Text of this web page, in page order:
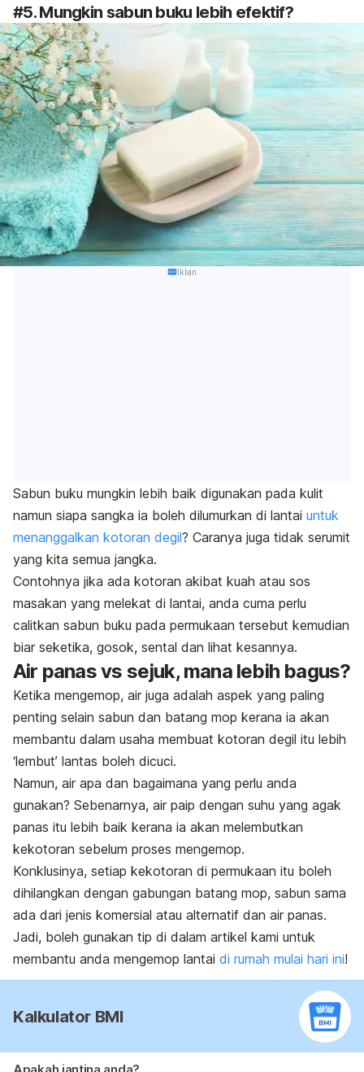
#5. Mungkin sabun buku lebih efektif?
Iklan
Sabun buku mungkin lebih baik digunakan pada kulit
namun siapa sangka ia boleh dilumurkan di lantai untuk
menanggalkan kotoran degil? Caranya juga tidak serumit
yang kita semua jangka.
Contohnya jika ada kotoran akibat kuah atau sos
masakan yang melekat di lantai, anda cuma perlu
calitkan sabun buku pada permukaan tersebut kemudian
biar seketika, gosok, sental dan lihat kesannya.
Air panas vs sejuk, mana lebih bagus?
Ketika mengemop, air juga adalah aspek yang paling
penting selain sabun dan batang mop kerana ia akan
membantu dalam usaha membuat kotoran degil itu lebih
‘lembut’ lantas boleh dicuci.
Namun, air apa dan bagaimana yang perlu anda
gunakan? Sebenarnya, air paip dengan suhu yang agak
panas itu lebih baik kerana ia akan melembutkan
kekotoran sebelum proses mengemop.
Konklusinya, setiap kekotoran di permukaan itu boleh
dihilangkan dengan gabungan batang mop, sabun sama
ada dari jenis komersial atau alternatif dan air panas.
Jadi, boleh gunakan tip di dalam artikel kami untuk
membantu anda mengemop lantai di rumah mulai hari ini!
Kalkulator BMI